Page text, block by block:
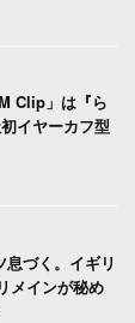
Clip」は『ら
イヤーカフ型
づく。イギリ
メインが秘め